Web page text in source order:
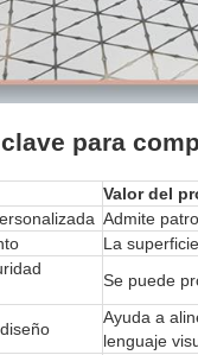
para
Valor del
Admite
La
Se puede
Ayuda a
lenguaje